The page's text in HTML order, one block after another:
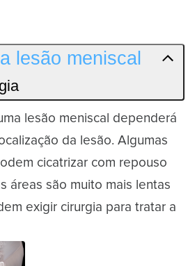
lesão meniscal
lesão meniscal dependerá
da lesão. Algumas
cicatrizar com repouso
áreas são muito mais lentas
exigir cirurgia para tratar a